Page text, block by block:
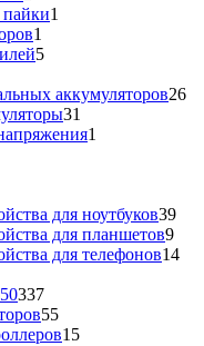
товара
1
1
товар
55
аккумуляторов2626
31
товар
1
для ноутбуков3939
для планшетов99
для телефонов1414
337337
товаров
5555
товаров
1515